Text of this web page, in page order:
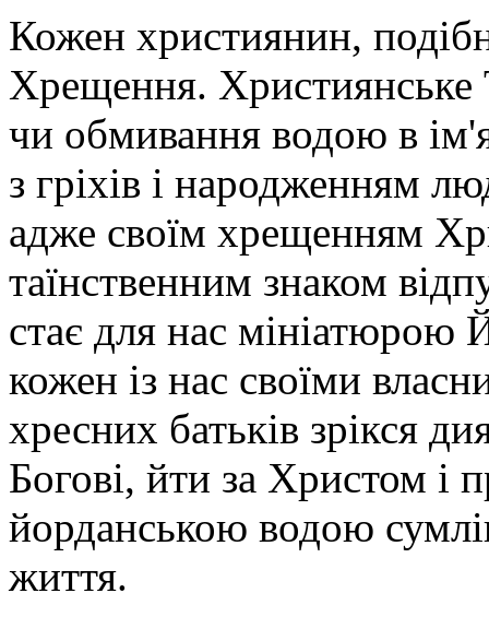
Кожен християнин,
Хрещення. Християнське
чи обмивання водою в
з гріхів і народженням
адже своїм хрещенням
таїнственним знаком
стає для нас мініатюрою
кожен із нас своїми
хресних батьків зрікся
Богові, йти за Христом і
йорданською водою
життя.